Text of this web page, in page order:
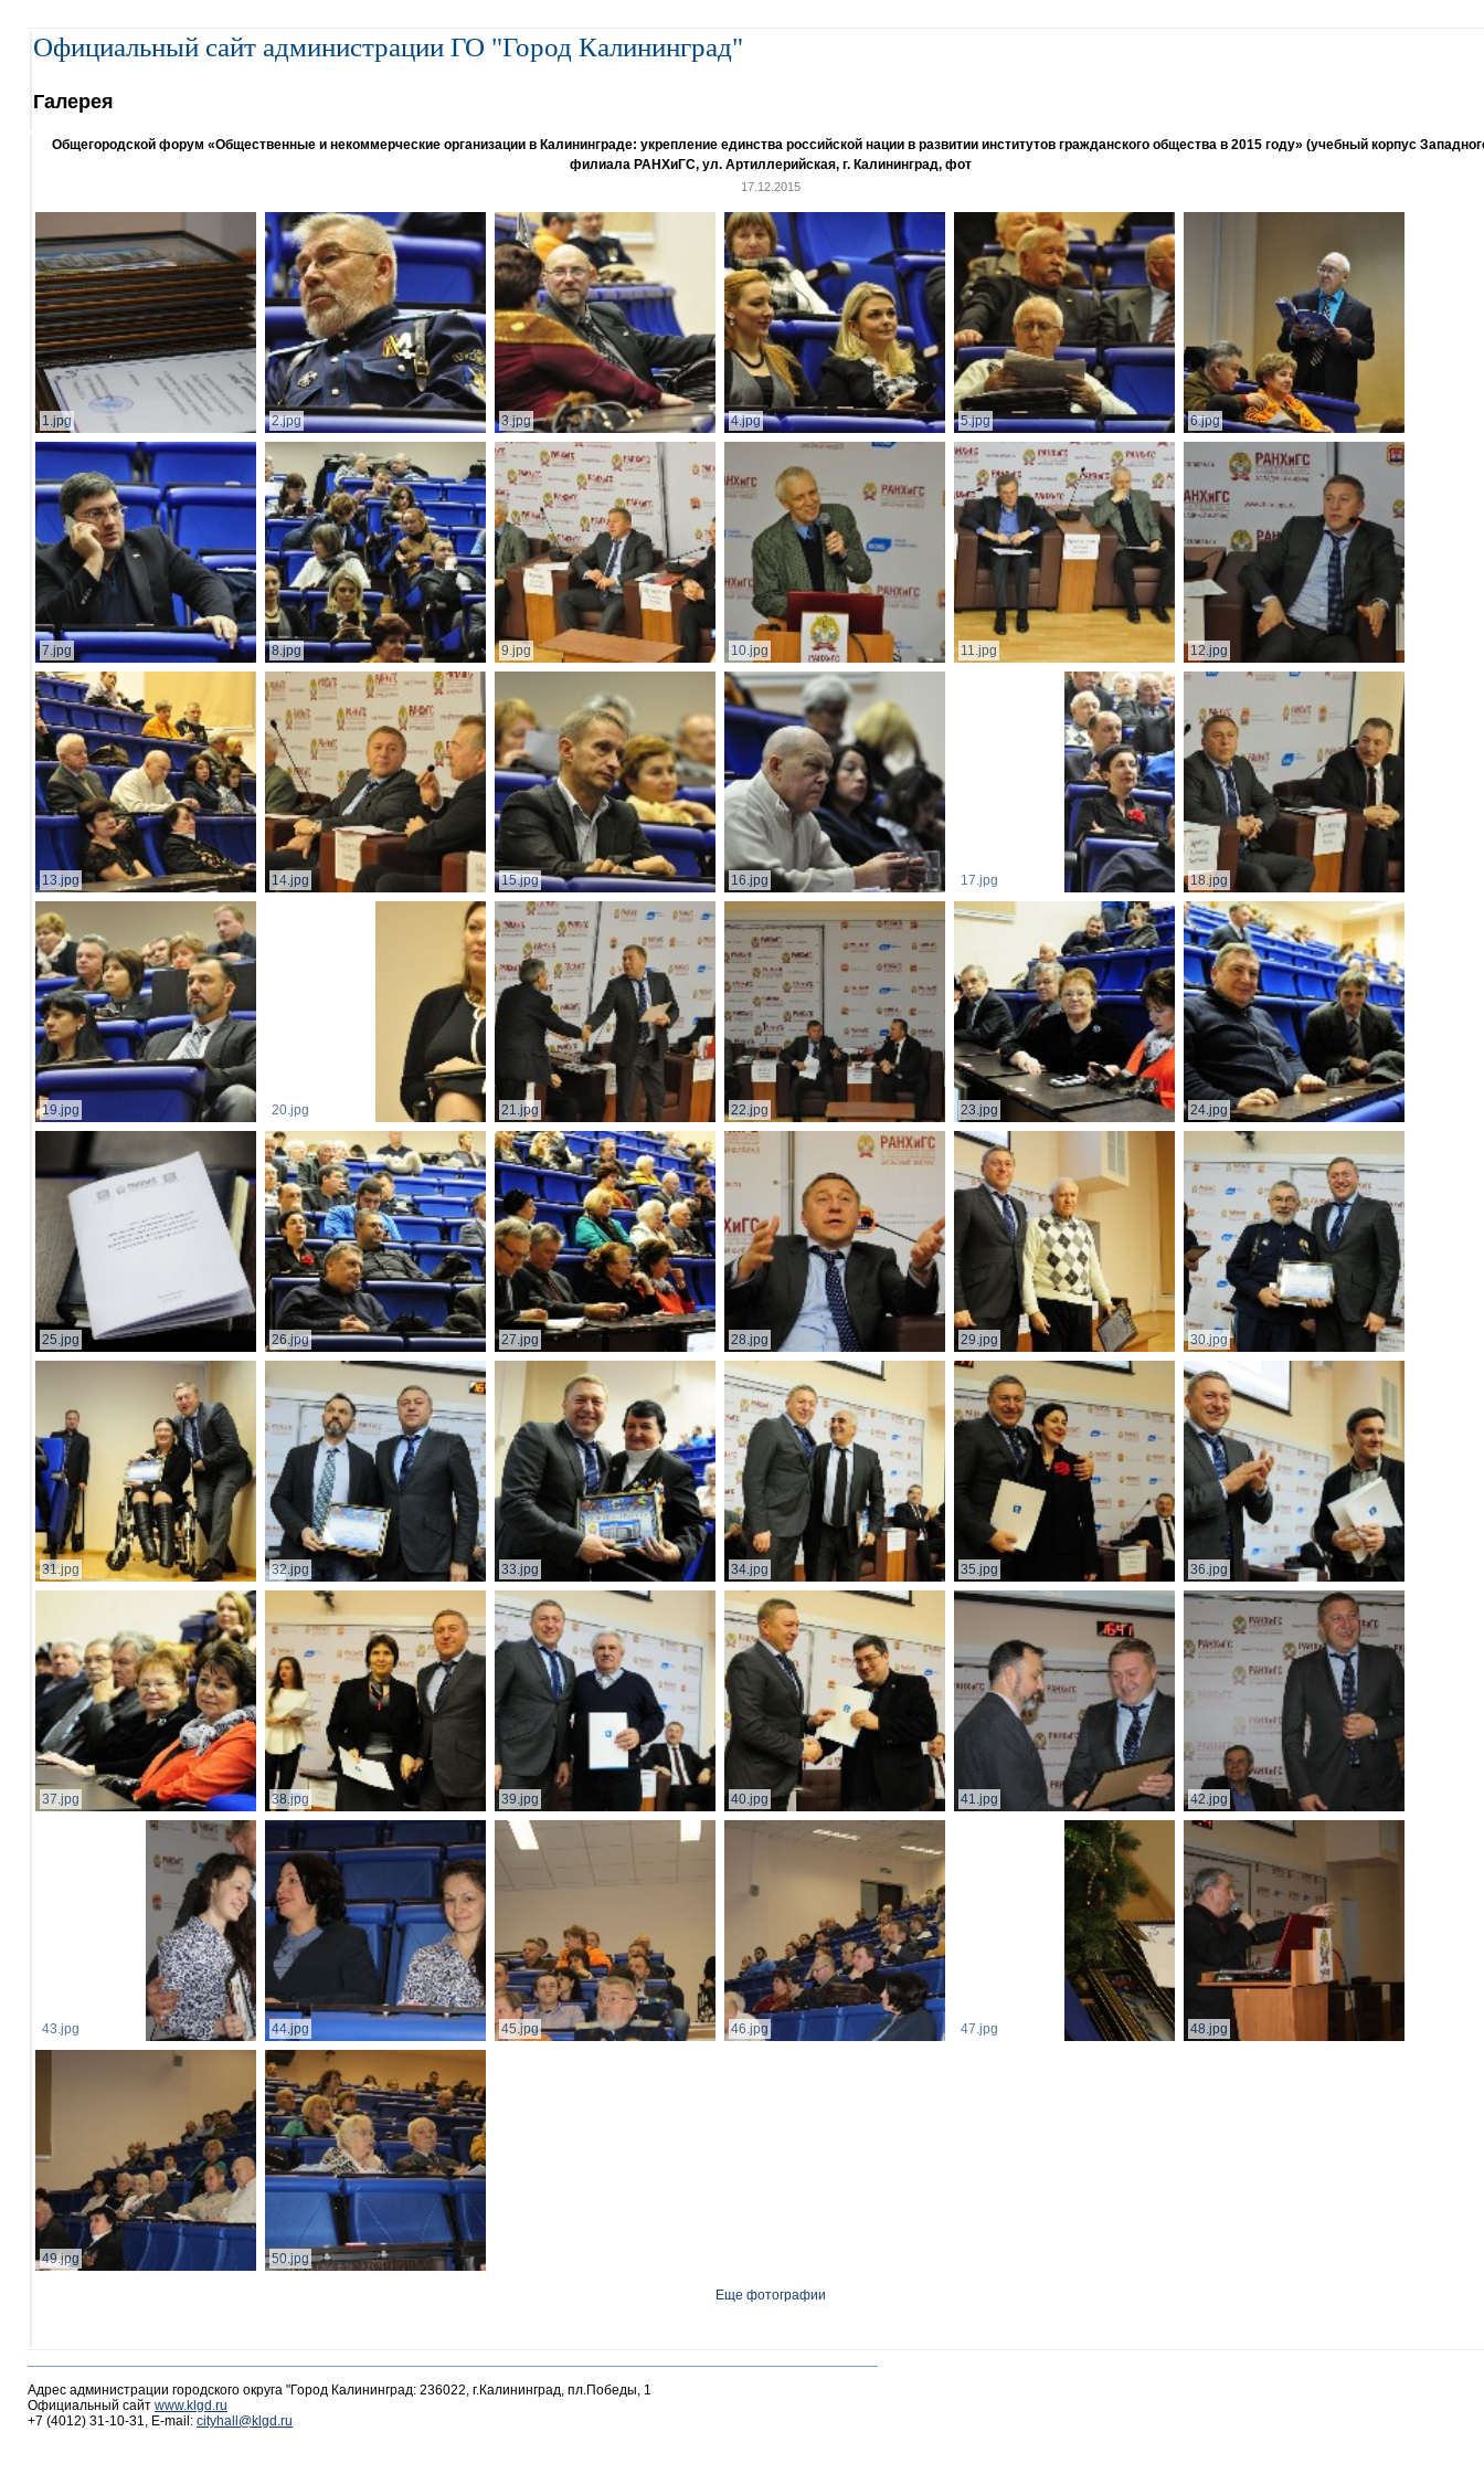
Официальный сайт администрации ГО "Город Калининград"
Галерея
Общегородской форум «Общественные и некоммерческие организации в Калининграде: укрепление единства российской нации в развитии институтов гражданского общества в 2015 году» (учебный корпус
филиала РАНХиГС, ул. Артиллерийская, г. Калининград, фот
17.12.2015
1.jpg 2.jpg 3.jpg 4.jpg 5.jpg 6.jpg
7.jpg 8.jpg 9.jpg 10.jpg 11.jpg 12.jpg
13.jpg 14.jpg 15.jpg 16.jpg 17.jpg 18.jpg
19.jpg 20.jpg 21.jpg 22.jpg 23.jpg 24.jpg
25.jpg 26.jpg 27.jpg 28.jpg 29.jpg 30.jpg
31.jpg 32.jpg 33.jpg 34.jpg 35.jpg 36.jpg
37.jpg 38.jpg 39.jpg 40.jpg 41.jpg 42.jpg
43.jpg 44.jpg 45.jpg 46.jpg 47.jpg 48.jpg
49.jpg 50.jpg
Еще фотографии
Адрес администрации городского округа "Город Калининград: 236022, г.Калининград, пл.Победы, 1
Официальный сайт www.klgd.ru
+7 (4012) 31-10-31, E-mail: cityhall@klgd.ru